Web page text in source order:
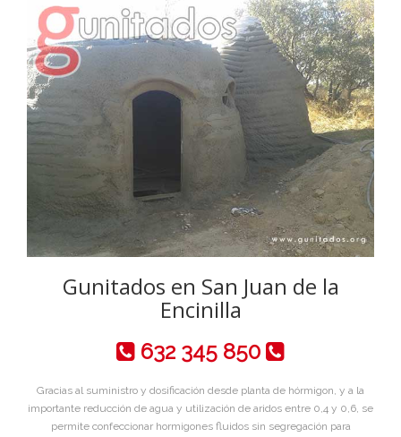
Gunitados en San Juan de la
Encinilla
632 345 850
Gracias al suministro y dosificación desde planta de hórmigon, y a la
importante reducción de agua y utilización de aridos entre 0,4 y 0,6, se
permite confeccionar hormigones fluidos sin segregación para